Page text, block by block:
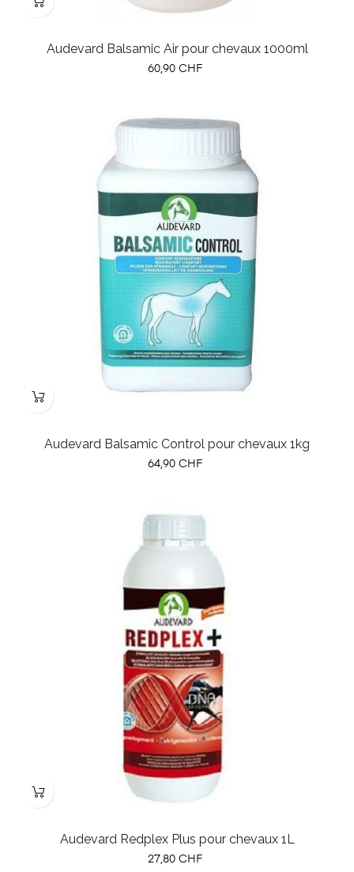
Audevard Balsamic Air pour chevaux 1000ml
Prix
60,90 CHF
Audevard Balsamic Control pour chevaux 1kg
Prix
64,90 CHF
Audevard Redplex Plus pour chevaux 1L
Prix
27,80 CHF